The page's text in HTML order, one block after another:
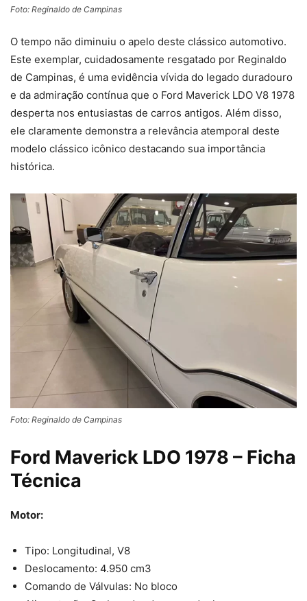
Foto: Reginaldo de Campinas
O tempo não diminuiu o apelo deste clássico automotivo.
Este exemplar, cuidadosamente resgatado por Reginaldo
de Campinas, é uma evidência vívida do legado duradouro
e da admiração contínua que o Ford Maverick LDO V8 1978
desperta nos entusiastas de carros antigos. Além disso,
ele claramente demonstra a relevância atemporal deste
modelo clássico icônico destacando sua importância
histórica.
Foto: Reginaldo de Campinas
Ford Maverick LDO 1978 – Ficha
Técnica
Motor:
Tipo: Longitudinal, V8
Deslocamento: 4.950 cm3
Comando de Válvulas: No bloco